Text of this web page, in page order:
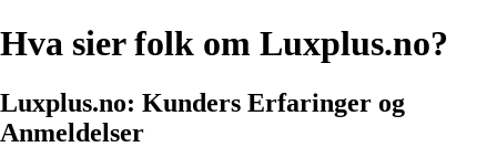
Hva sier folk om Luxplus.no?
Luxplus.no: Kunders Erfaringer og
Anmeldelser